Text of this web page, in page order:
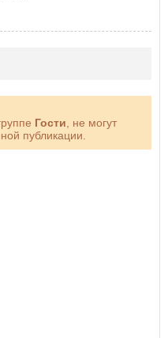
Гости , не могут
публикации.